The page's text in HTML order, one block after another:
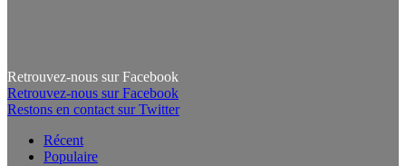
Retrouvez-nous sur Facebook
Retrouvez-nous sur Facebook
Restons en contact sur Twitter
Récent
Populaire